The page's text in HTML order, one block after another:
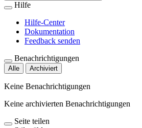
Hilfe
Hilfe-Center
Dokumentation
Feedback senden
Benachrichtigungen
Alle Archiviert
Keine Benachrichtigungen
Keine archivierten Benachrichtigungen
Seite teilen